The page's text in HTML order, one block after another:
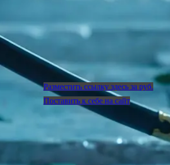
Разместить ссылку здесь за руб.
Поставить к себе на сайт